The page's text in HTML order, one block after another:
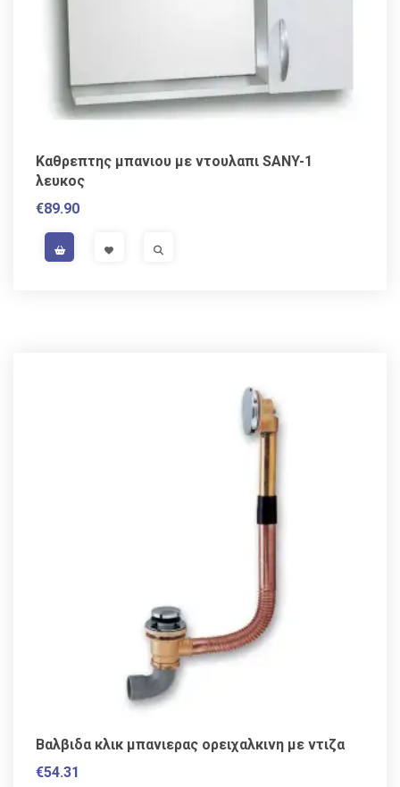
Kαθρεπτης μπανιου με ντουλαπι SANY-1
λευκος
€89.90
VISIT LINKVISIT LINK
Βαλβιδα κλικ μπανιερας ορειχαλκινη με ντιζα
€54.31